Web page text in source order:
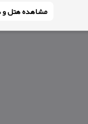
مشاهده هتل و